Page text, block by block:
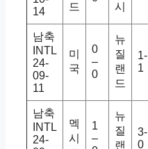
14
드
시
남축
INTL
24-
09-
11
미
국
0
–
0
뉴
질
랜
드
1-
1
남축
INTL
24-
멕
시
1
–
뉴
질
랜
3-
0